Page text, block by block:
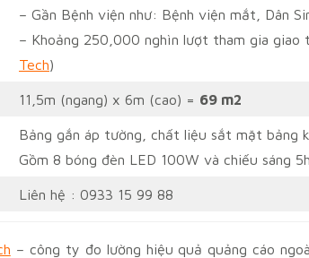
– Gần Bệnh viện như: Bệnh viện mắt, Dân
– Khoảng 250,000 nghìn lượt tham gia giao
Tech)
11,5m (ngang) x 6m (cao) = 69 m2
Bảng gắn áp tường, chất liệu sắt mặt bảng
Gồm 8 bóng đèn LED 100W và chiếu sáng
Liên hệ : 0933 15 99 88
– công ty đo lường hiệu quả quảng cáo